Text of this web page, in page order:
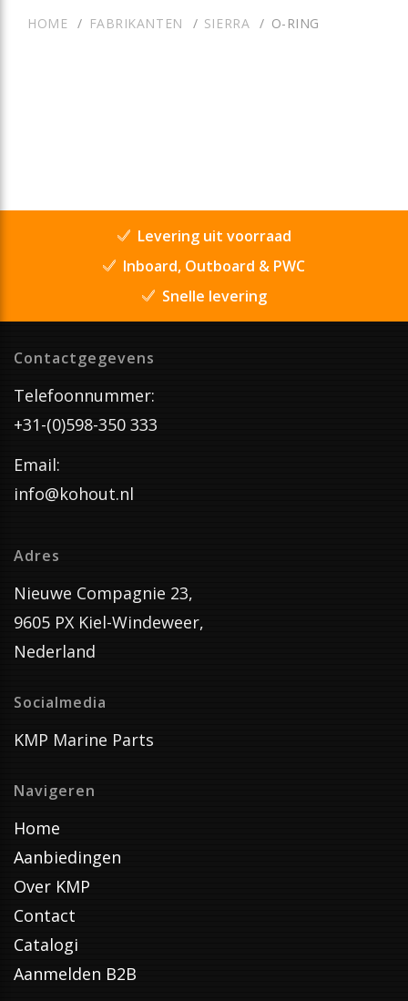
HOME FABRIKANTEN SIERRA O-RING
Levering uit voorraad
Inboard, Outboard & PWC
Snelle levering
Contactgegevens
Telefoonnummer:
+31-(0)598-350 333
Email:
info@kohout.nl
Adres
Nieuwe Compagnie 23,
9605 PX Kiel-Windeweer,
Nederland
Socialmedia
KMP Marine Parts
Navigeren
Home
Aanbiedingen
Over KMP
Contact
Catalogi
Aanmelden B2B